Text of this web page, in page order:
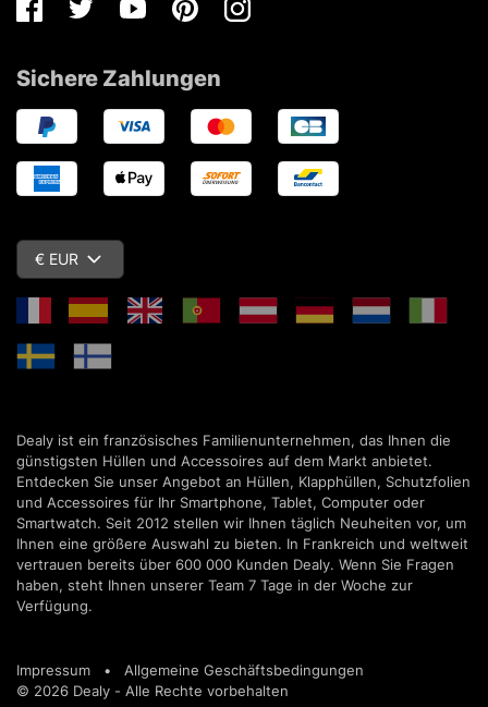
FacebookTwitterYoutubePinterestInstagram
Sichere Zahlungen
€ EUR
Dealy ist ein französisches Familienunternehmen, das Ihnen die
günstigsten Hüllen und Accessoires auf dem Markt anbietet.
Entdecken Sie unser Angebot an Hüllen, Klapphüllen, Schutzfolien
und Accessoires für Ihr Smartphone, Tablet, Computer oder
Smartwatch. Seit 2012 stellen wir Ihnen täglich Neuheiten vor, um
Ihnen eine größere Auswahl zu bieten. In Frankreich und weltweit
vertrauen bereits über 600 000 Kunden Dealy. Wenn Sie Fragen
haben, steht Ihnen unserer Team 7 Tage in der Woche zur
Verfügung.
© 2026 Dealy - Alle Rechte vorbehalten
Impressum • Allgemeine Geschäftsbedingungen